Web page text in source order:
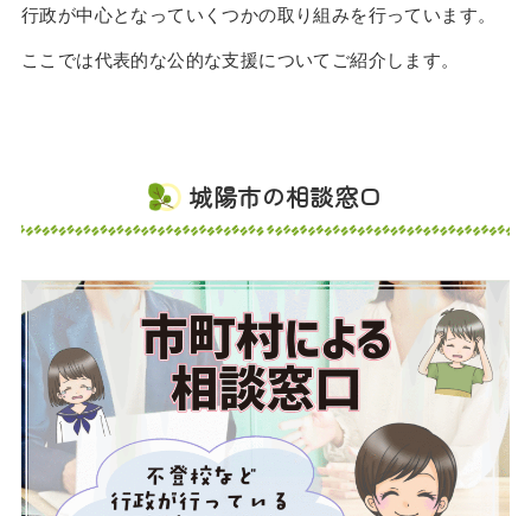
行政が中心となっていくつかの取り組みを行っています。
ここでは代表的な公的な支援についてご紹介します。
城陽市の相談窓口